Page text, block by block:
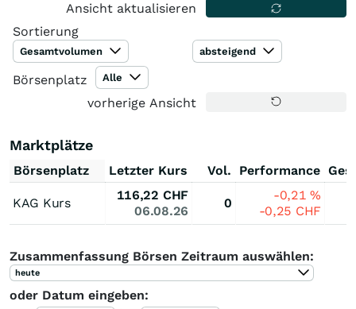
Ansicht aktualisieren
Sortierung
Gesamtvolumen absteigend
Börsenplatz Alle
vorherige Ansicht
Marktplätze
Börsenplatz Letzter Kurs Vol. Performance
KAG Kurs
116,22 CHF
06.08.26
0
-0,21%
-0,25 CHF
Zusammenfassung Börsen Zeitraum auswählen:
heute
oder Datum eingeben: